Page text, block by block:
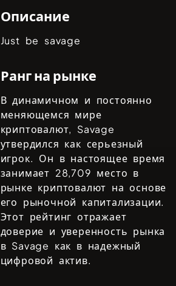
Описание
Just be savage
Ранг на рынке
В динамичном и постоянно
меняющемся мире
криптовалют, Savage
утвердился как серьезный
игрок. Он в настоящее время
занимает 28,709 место в
рынке криптовалют на основе
его рыночной капитализации.
Этот рейтинг отражает
доверие и уверенность рынка
в Savage как в надежный
цифровой актив.